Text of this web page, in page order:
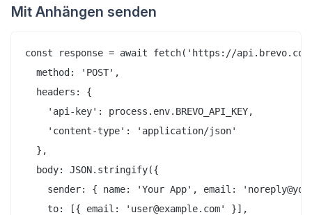
Mit Anhängen senden
const response = await fetch('https://
  method: 'POST',
  headers: {
    'api-key': process.env.BREVO_API_KEY,
    'content-type': 'application/json'
  },
  body: JSON.stringify({
sender: { name: 'Your App', email:
    to: [{ email: 'user@example.com' }],